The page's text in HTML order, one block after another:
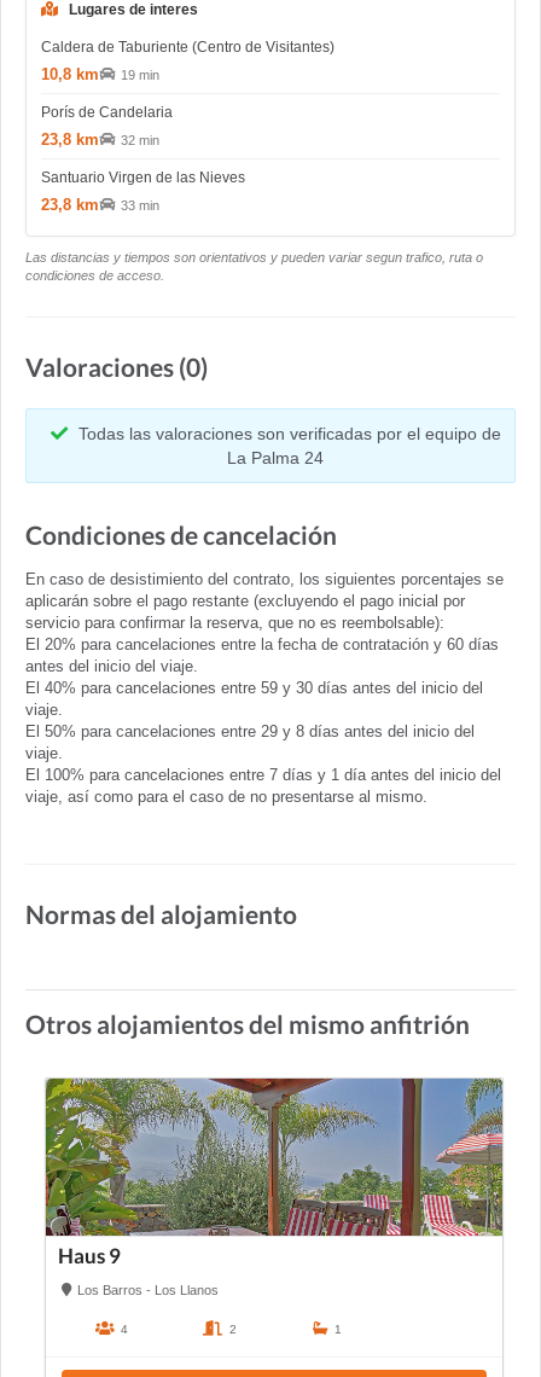
Lugares de interes
Caldera de Taburiente (Centro de Visitantes)
10,8 km 19 min
Porís de Candelaria
23,8 km 32 min
Santuario Virgen de las Nieves
23,8 km 33 min
Las distancias y tiempos son orientativos y pueden variar segun trafico, ruta o
condiciones de acceso.
Valoraciones (0)
Todas las valoraciones son verificadas por el equipo de
La Palma 24
Condiciones de cancelación
En caso de desistimiento del contrato, los siguientes porcentajes se
aplicarán sobre el pago restante (excluyendo el pago inicial por
servicio para confirmar la reserva, que no es reembolsable):
El 20% para cancelaciones entre la fecha de contratación y 60 días
antes del inicio del viaje.
El 40% para cancelaciones entre 59 y 30 días antes del inicio del
viaje.
El 50% para cancelaciones entre 29 y 8 días antes del inicio del
viaje.
El 100% para cancelaciones entre 7 días y 1 día antes del inicio del
viaje, así como para el caso de no presentarse al mismo.
Normas del alojamiento
Otros alojamientos del mismo anfitrión
Haus 9
Los Barros - Los Llanos
4 2 1